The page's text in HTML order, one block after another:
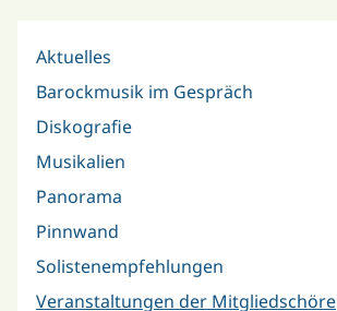
Aktuelles
Barockmusik im Gespräch
Diskografie
Musikalien
Panorama
Pinnwand
Solistenempfehlungen
Veranstaltungen der Mitgliedschöre